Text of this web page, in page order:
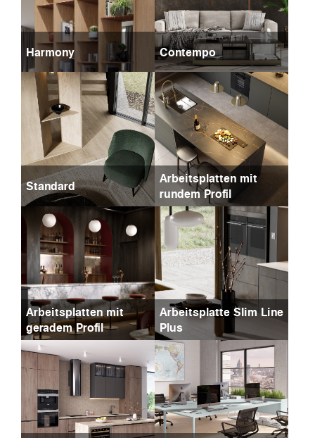
Harmony Contempo
Standard
Arbeitsplatten mit
rundem Profil
Arbeitsplatten mit
geradem Profil
Arbeitsplatte Slim Line
Plus